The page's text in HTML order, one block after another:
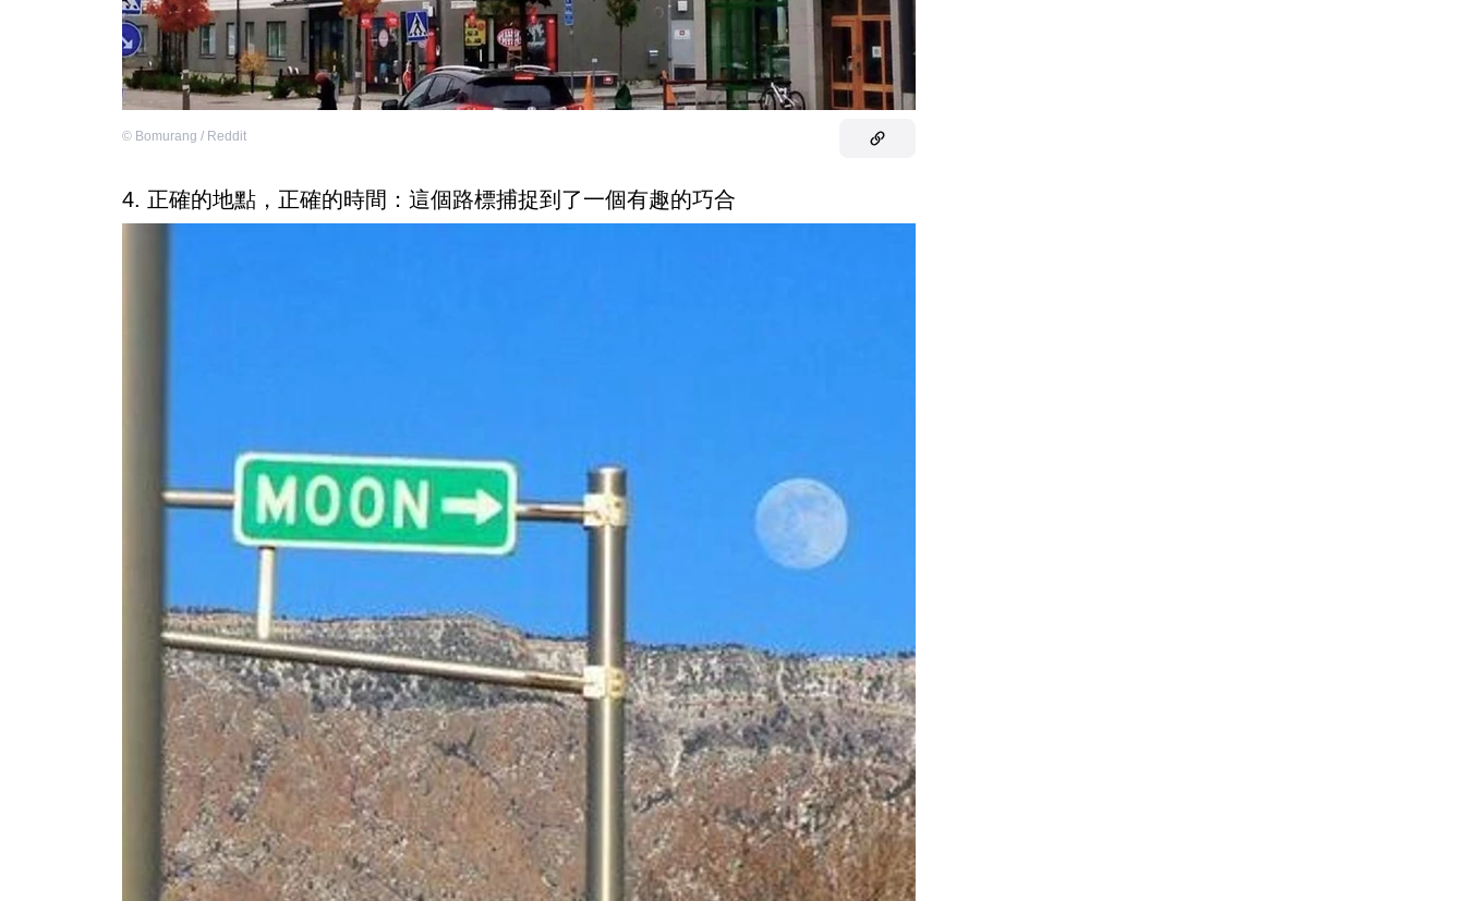
© Bomurang / Reddit
4. 正確的地點，正確的時間：這個路標捕捉到了一個有趣的巧合